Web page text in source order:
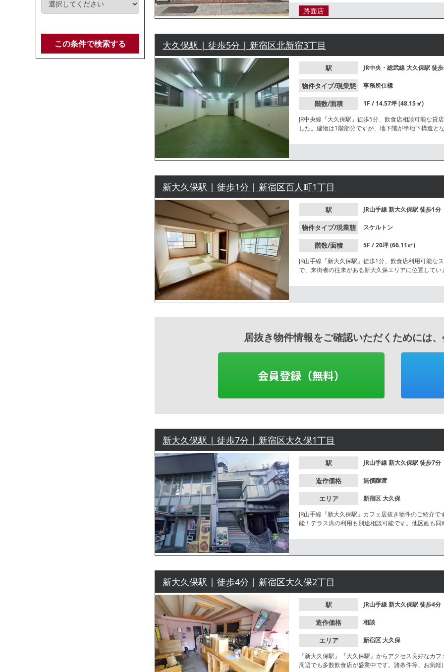
この条件で検索する
路面店
大久保駅 | 徒歩5分 | 新宿区北新宿3丁目
駅 JR中央・総武線大久保駅徒
物件タイプ/現業態 事務所仕様
階数/面積
1F / 14.57坪 (48.15㎡)
JR中央線『大久保駅』徒歩5分、飲食店相談可能な
した。建物は1階部分ですが、地下階が半地下構造
新大久保駅 | 徒歩1分 | 新宿区百人町1丁目
駅 JR山手線新大久保駅徒歩1分
物件タイプ/現業態 スケルトン
階数/面積
5F / 20坪 (66.11㎡)
JR山手線『新大久保駅』徒歩1分、飲食店利用可能
で、来街者の往来がある新大久保エリアに位置して
居抜き物件情報をご確認いただくためには
会員登録（無料）
新大久保駅 | 徒歩7分 | 新宿区大久保1丁目
駅 JR山手線新大久保駅徒歩7分
造作価格 無償譲渡
エリア 新宿区大久保
JR山手線『新大久保駅』カフェ居抜き物件のご紹介
能！テラス席の利用も別途相談可能です。他区画も
新大久保駅 | 徒歩4分 | 新宿区大久保2丁目
駅 JR山手線新大久保駅徒歩4分
造作価格 相談
エリア 新宿区大久保
『新大久保駅』『大久保駅』からアクセス良好なカ
周辺でも多数飲食店が盛業中です。諸条件等、お気